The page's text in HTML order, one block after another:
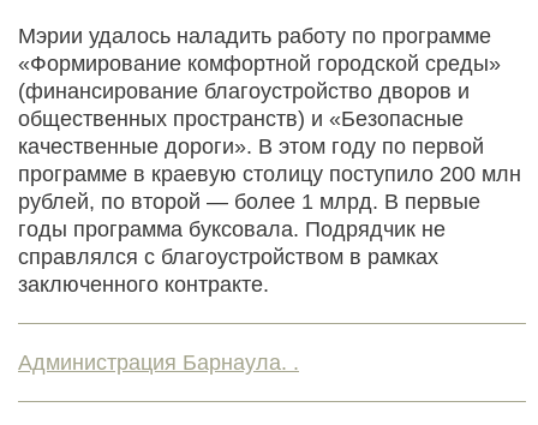
Мэрии удалось наладить работу по программе
«Формирование комфортной городской среды»
(финансирование благоустройство дворов и
общественных пространств) и «Безопасные
качественные дороги». В этом году по первой
программе в краевую столицу поступило 200 млн
рублей, по второй — более 1 млрд. В первые
годы программа буксовала. Подрядчик не
справлялся с благоустройством в рамках
заключенного контракте.
Администрация Барнаула. .